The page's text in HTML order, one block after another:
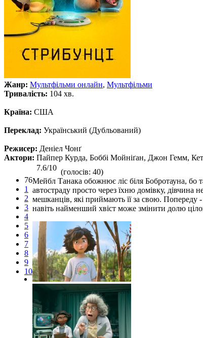
Жанр: Мультфільми онлайн, Мультфільми
Тривалість: 104 хв.
Країна: США
Переклад: Український (Дубльований)
Режисер: Деніел Чонґ
Актори: Пайпер Курда, Боббі Мойніґан, Джон Гемм,
76
1
2
3
4
5
6
7
8
9
10
7.6/10 (голосів: 40)
Мейбл Танака обожнює ліс біля Бобротауна, бо
автостраду просто через їхню домівку, дівчина
мешканців, які приймають її за свою. Попереду
навіть найменший хвіст може змінити долю